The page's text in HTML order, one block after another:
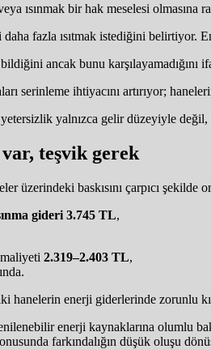
ısınmak bir hak meselesi
fazla ısıtmak istediğini belirtiyor.
bildiğini ancak bunu karşılayamadığını
serinleme ihtiyacını artırıyor;
yetersizlik yalnızca gelir düzeyiyle
teşvik gerek
üzerindeki baskısını çarpıcı şekilde
gideri 3.745 TL,
2.319–2.403 TL,
hanelerin enerji giderlerinde zorunlu
enerji kaynaklarına olumlu
farkındalığın düşük oluşu